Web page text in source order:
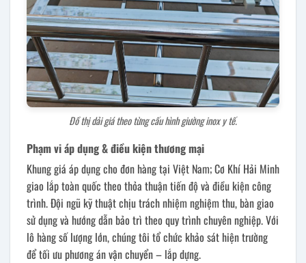
Đồ thị dải giá theo từng cấu hình giường inox y tế.
Phạm vi áp dụng & điều kiện thương mại
Khung giá áp dụng cho đơn hàng tại Việt Nam; Cơ Khí Hải Minh
giao lắp toàn quốc theo thỏa thuận tiến độ và điều kiện công
trình. Đội ngũ kỹ thuật chịu trách nhiệm nghiệm thu, bàn giao
sử dụng và hướng dẫn bảo trì theo quy trình chuyên nghiệp. Với
lô hàng số lượng lớn, chúng tôi tổ chức khảo sát hiện trường
để tối ưu phương án vận chuyển – lắp dựng.